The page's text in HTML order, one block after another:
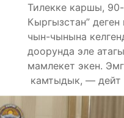
Тилекке каршы,
Кыргызстан”
чын-чынына
доорунда эле
мамлекет экен.
камтыдык, — дейт